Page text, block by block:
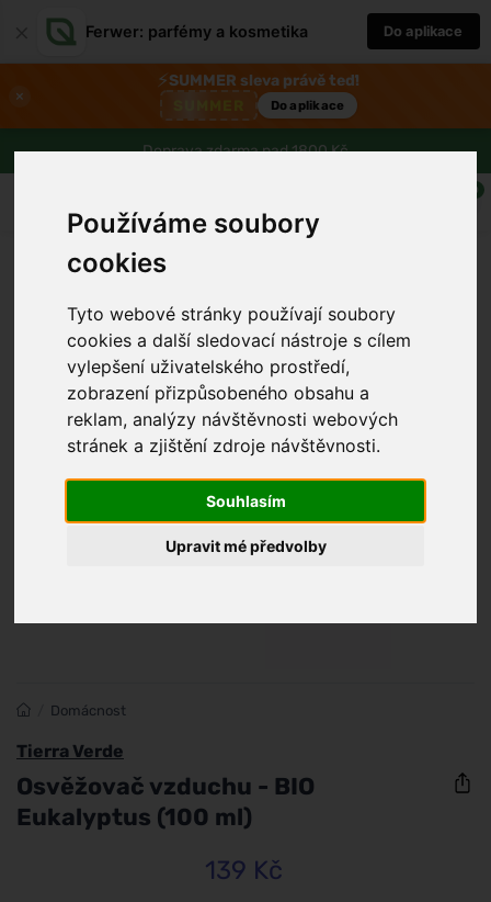
Používáme soubory
cookies
Tyto webové stránky používají soubory
cookies a další sledovací nástroje s cílem
vylepšení uživatelského prostředí,
zobrazení přizpůsobeného obsahu a
reklam, analýzy návštěvnosti webových
stránek a zjištění zdroje návštěvnosti.
Souhlasím
Upravit mé předvolby
Ferwer: parfémy a kosmetika Do aplikace
×
⚡SUMMER sleva právě teď!
Do aplikace
Doprava zdarma nad 1800 Kč
0
Domácnost
Tierra Verde
Osvěžovač vzduchu - BIO
Eukalyptus (100 ml)
139 Kč